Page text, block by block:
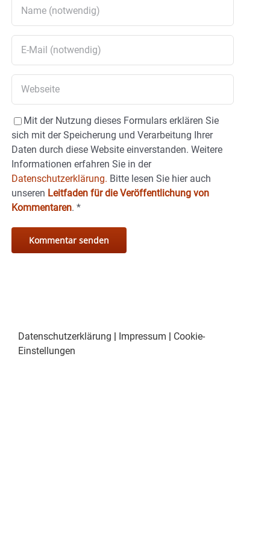
Mit der Nutzung dieses Formulars erklären Sie
sich mit der Speicherung und Verarbeitung Ihrer
Daten durch diese Website einverstanden. Weitere
Informationen erfahren Sie in der
Datenschutzerklärung. Bitte lesen Sie hier auch
unseren Leitfaden für die Veröffentlichung von
Kommentaren. *
Datenschutzerklärung | Impressum | Cookie-
Einstellungen